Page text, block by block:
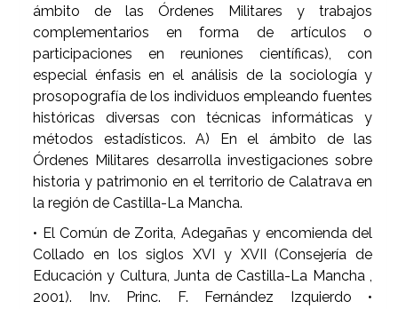
ámbito de las Órdenes Militares y trabajos
complementarios en forma de artículos o
participaciones en reuniones científicas), con
especial énfasis en el análisis de la sociología y
prosopografía de los individuos empleando fuentes
históricas diversas con técnicas informáticas y
métodos estadísticos. A) En el ámbito de las
Órdenes Militares desarrolla investigaciones sobre
historia y patrimonio en el territorio de Calatrava en
la región de Castilla-La Mancha.
• El Común de Zorita, Adegañas y encomienda del
Collado en los siglos XVI y XVII (Consejería de
Educación y Cultura, Junta de Castilla-La Mancha ,
2001). Inv. Princ. F. Fernández Izquierdo •